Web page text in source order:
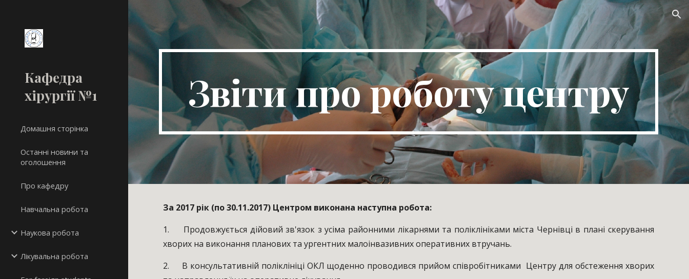
Skip to main content Skip to navigation
Кафедра
хірургії №1
Домашня сторінка
Останні новини та
оголошення
Про кафедру
Навчальна робота
Наукова робота
Лікувальна робота
Звіти про роботу центру
За 2017 рік (по 30.11.2017) Центром виконана наступна робота:
1. Продовжується дійовий зв'язок з усіма районними лікарнями та поліклініками міста Чернівці в плані скерування
хворих на виконання планових та ургентних малоінвазивних оперативних втручань.
2. В консультативній поліклініці ОКЛ щоденно проводився прийом співробітниками Центру для обстеження хворих